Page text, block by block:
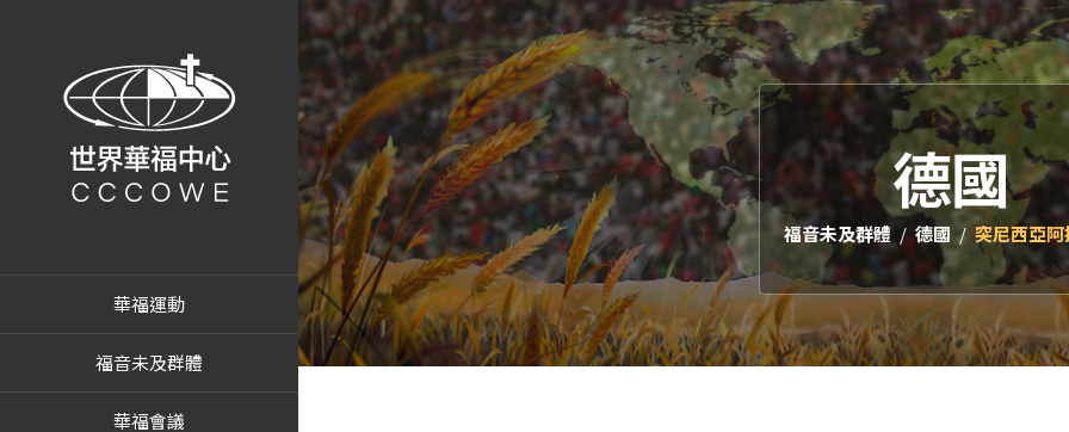
華福運動
福音未及群體
華福會議
德國
福音未及群體 德國 突尼西亞